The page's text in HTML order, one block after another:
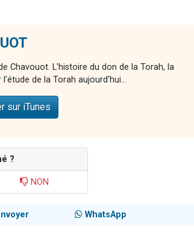
Chavouot. L'histoire du don de la Torah, la
de la Torah aujourd'hui...
sur iTunes
?
NON
WhatsApp